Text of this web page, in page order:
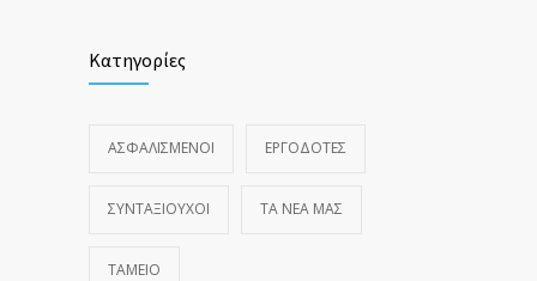
Κατηγορίες
ΑΣΦΑΛΙΣΜΕΝΟΙ ΕΡΓΟΔΟΤΕΣ
ΣΥΝΤΑΞΙΟΥΧΟΙ ΤΑ ΝΈΑ ΜΑΣ
ΤΑΜΕΙΟ